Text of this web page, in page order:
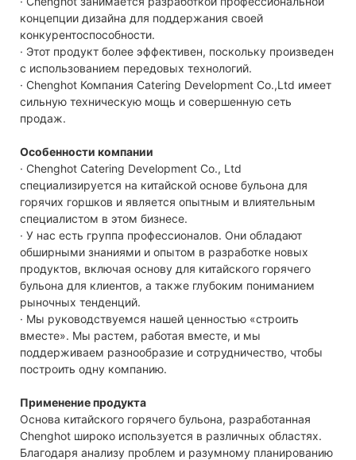
концепции дизайна для поддержания своей
конкурентоспособности.
· Этот продукт более эффективен, поскольку произведен
с использованием передовых технологий.
· Chenghot Компания Catering Development Co.,Ltd имеет
сильную техническую мощь и совершенную сеть
продаж.
Особенности компании
· Chenghot Catering Development Co., Ltd
специализируется на китайской основе бульона для
горячих горшков и является опытным и влиятельным
специалистом в этом бизнесе.
· У нас есть группа профессионалов. Они обладают
обширными знаниями и опытом в разработке новых
продуктов, включая основу для китайского горячего
бульона для клиентов, а также глубоким пониманием
рыночных тенденций.
· Мы руководствуемся нашей ценностью «строить
вместе». Мы растем, работая вместе, и мы
поддерживаем разнообразие и сотрудничество, чтобы
построить одну компанию.
Применение продукта
Основа китайского горячего бульона, разработанная
Chenghot широко используется в различных областях.
Благодаря анализу проблем и разумному планированию